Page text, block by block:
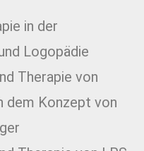
in der
Logopädie
Therapie von
dem Konzept von